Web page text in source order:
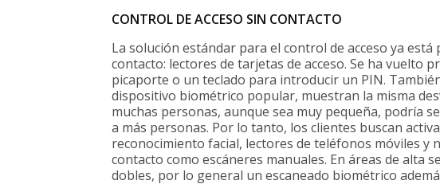
CONTROL DE ACCESO SIN CONTACTO
La solución estándar para el control de acceso ya
contacto: lectores de tarjetas de acceso. Se ha vuelto
picaporte o un teclado para introducir un PIN.
dispositivo biométrico popular, muestran la misma
muchas personas, aunque sea muy pequeña, podría
a más personas. Por lo tanto, los clientes buscan
reconocimiento facial, lectores de teléfonos móviles y
contacto como escáneres manuales. En áreas de alta
dobles, por lo general un escaneado biométrico